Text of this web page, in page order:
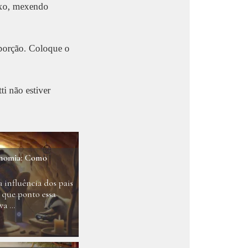
mexendo
Coloque o
não estiver
Como
influência dos pais
ponto essa
...